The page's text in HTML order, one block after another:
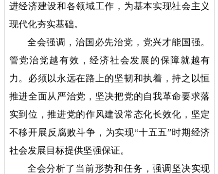
进经济建设和各领域工作，为基本实现社会主义
现代化夯实基础。
全会强调，治国必先治党，党兴才能国强。
管党治党越有效，经济社会发展的保障就越有
力。必须以永远在路上的坚韧和执着，持之以恒
推进全面从严治党，坚决把党的自我革命要求落
实到位，推进党的作风建设常态化长效化，坚定
不移开展反腐败斗争，为实现“十五五”时期经济
社会发展目标提供坚强保证。
全会分析了当前形势和任务，强调坚决实现